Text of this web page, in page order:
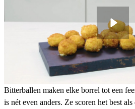
Bitterballen maken elke borrel tot een
is nét even anders. Ze scoren het best